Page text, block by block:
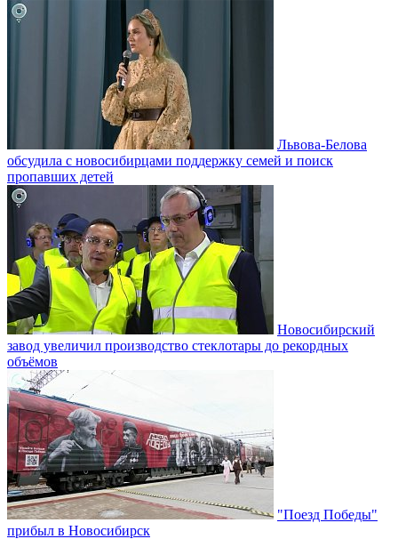
Львова-Белова
обсудила с новосибирцами поддержку семей и поиск
пропавших детей
Новосибирский
завод увеличил производство стеклотары до рекордных
объёмов
"Поезд Победы"
прибыл в Новосибирск